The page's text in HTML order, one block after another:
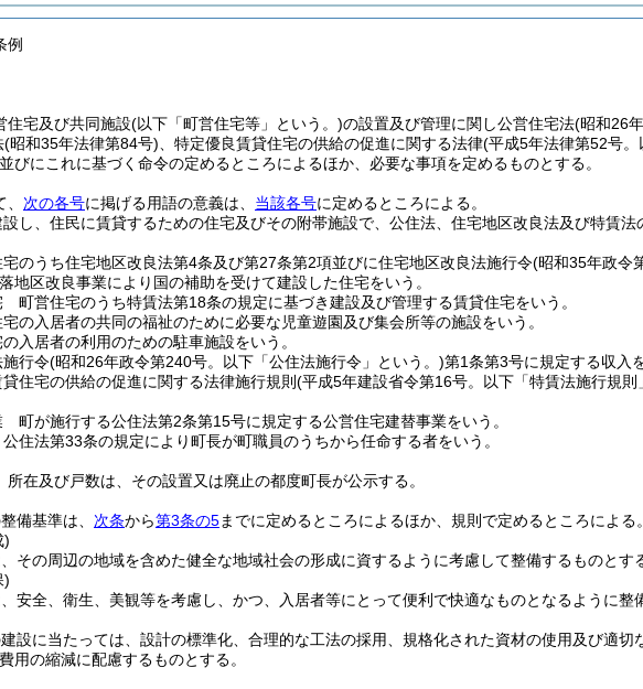
例
住宅及び共同施設(以下「町営住宅等」という。)の設置及び管理に関し公営住宅法(昭和26
(昭和35年法律第84号) 、特定優良賃貸住宅の供給の促進に関する法律(平成5年法律第52号
並びにこれに基づく命令の定めるところによるほか、必要な事項を定めるものとする。
次の各号に掲げる用語の意義は、 当該各号に定めるところによる。
し、住民に賃貸するための住宅及びその附帯施設で、公住法、住宅地区改良法及び特賃法
のうち住宅地区改良法第4条及び第27条第2項並びに住宅地区改良法施行令(昭和35年政令
地区改良事業により国の補助を受けて建設した住宅をいう。
町営住宅のうち特賃法第18条の規定に基づき建設及び管理する賃貸住宅をいう。
の入居者の共同の福祉のために必要な児童遊園及び集会所等の施設をいう。
入居者の利用のための駐車施設をいう。
行令(昭和26年政令第240号。以下「公住法施行令」という。)第1条第3号に規定する収入
住宅の供給の促進に関する法律施行規則 (平成5年建設省令第16号。以下「特賃法施行規則
町が施行する公住法第2条第15号に規定する公営住宅建替事業をいう。
住法第33条の規定により町長が町職員のうちから任命する者をいう。
所在及び戸数は、その設置又は廃止の都度町長が公示する。
備基準は、 次条から第3条の5までに定めるところによるほか、規則で定めるところによる。
)
その周辺の地域を含めた健全な地域社会の形成に資するように考慮して整備するものとす
)
安全、衛生、美観等を考慮し、かつ、入居者等にとって便利で快適なものとなるように整
設に当たっては、設計の標準化、合理的な工法の採用、規格化された資材の使用及び適
用の縮減に配慮するものとする。